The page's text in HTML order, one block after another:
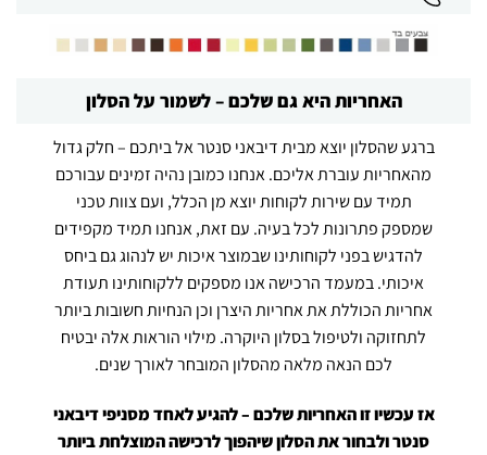
האחריות היא גם שלכם – לשמור על הסלון
ברגע שהסלון יוצא מבית דיבאני סנטר אל ביתכם – חלק גדול
מהאחריות עוברת אליכם. אנחנו כמובן נהיה זמינים עבורכם
תמיד עם שירות לקוחות יוצא מן הכלל, ועם צוות טכני
שמספק פתרונות לכל בעיה. עם זאת, אנחנו תמיד מקפידים
להדגיש בפני לקוחותינו שבמוצר איכות יש לנהוג גם ביחס
איכותי. במעמד הרכישה אנו מספקים ללקוחותינו תעודת
אחריות הכוללת את אחריות היצרן וכן הנחיות חשובות ביותר
לתחזוקה ולטיפול בסלון היוקרה. מילוי הוראות אלה יבטיח
לכם הנאה מלאה מהסלון המובחר לאורך שנים.
אז עכשיו זו האחריות שלכם – להגיע לאחד מסניפי דיבאני
סנטר ולבחור את הסלון שיהפוך לרכישה המוצלחת ביותר